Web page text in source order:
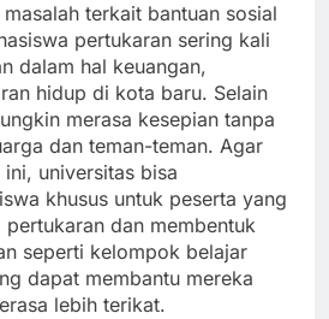
terkait bantuan sosial
pertukaran sering kali
dalam hal keuangan,
hidup di kota baru. Selain
merasa kesepian tanpa
dan teman-teman. Agar
universitas bisa
khusus untuk peserta yang
dan membentuk
seperti kelompok belajar
dapat membantu mereka
lebih terikat.